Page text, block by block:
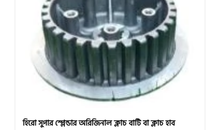
হিরো সুপার স্প্লেন্ডার অরিজিনাল ক্লাচ বাটি বা ক্লাচ হাব